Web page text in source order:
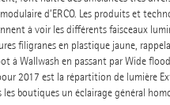
d’ERCO. Les produits et
à voir les différents faisceaux
filigranes en plastique jaune,
à Wallwash en passant par Wide
2017 est la répartition de lumière
les boutiques un éclairage général